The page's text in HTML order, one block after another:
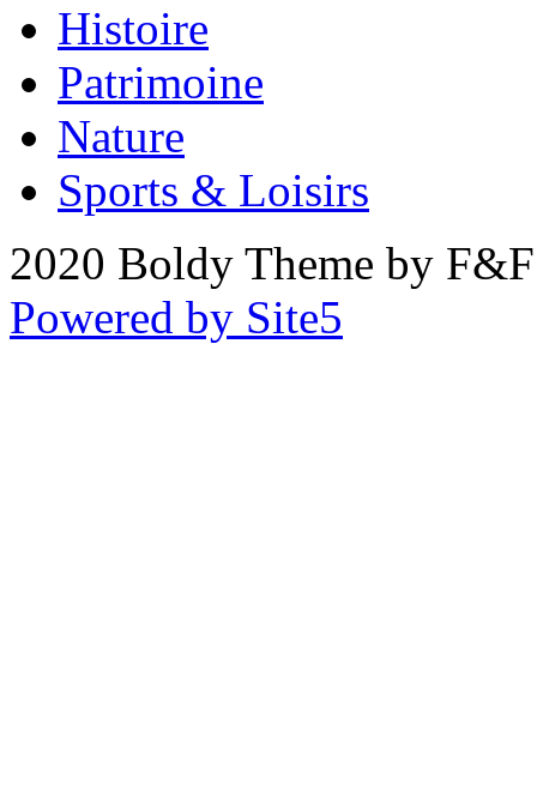
Histoire
Patrimoine
Nature
Sports & Loisirs
2020 Boldy Theme by
Powered by Site5